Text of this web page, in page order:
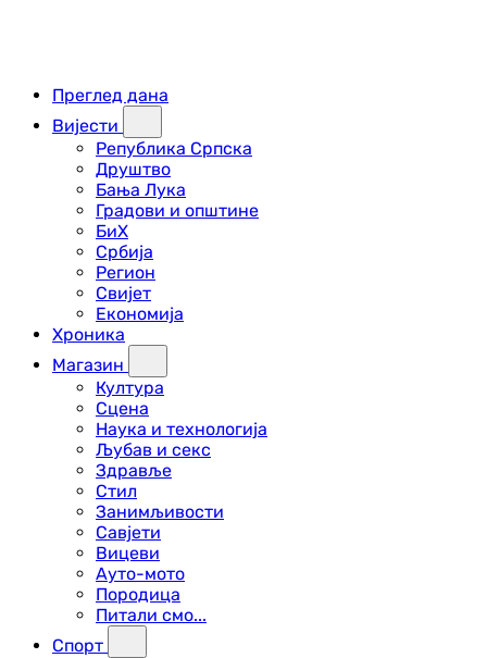
Преглед дана
Вијести
Република Српска
Друштво
Бања Лука
Градови и општине
БиХ
Србија
Регион
Свијет
Економија
Хроника
Магазин
Култура
Сцена
Наука и технологија
Љубав и секс
Здравље
Стил
Занимљивости
Савјети
Вицеви
Ауто-мото
Породица
Питали смо...
Спорт